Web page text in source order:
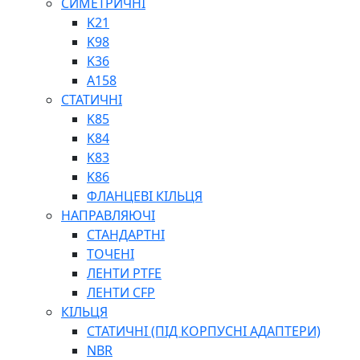
ШАРНІРНІ ПІДШИПНИКИ
ВУХА ГІДРОЦИЛІНДРА
ТРУБИ ХОНІНГОВАНІ
ШТОКИ ХРОМОВАНІ
МАСТИЛЬНЕ ОБЛАДНАННЯ
ПІСТОЛЕТИ
НАСОСИ ТА ПОМПИ
НАГНІТАЧІ
МУФТИ (НАСАДКИ) ДЛЯ ШПРИЦІВ
МАСЛЯНКИ, ЛІЙКИ
ПРЕС-МАСЛЯНКИ
K21
K98
K36
A158
СТАТИЧНІ
K85
K84
K83
K86
ФЛАНЦЕВІ КІЛЬЦЯ
НАПРАВЛЯЮЧІ
СТАНДАРТНІ
ТОЧЕНІ
ЛЕНТИ PTFE
ЛЕНТИ CFP
КІЛЬЦЯ
СТАТИЧНІ (ПІД КОРПУСНІ АДАПТЕРИ)
NBR